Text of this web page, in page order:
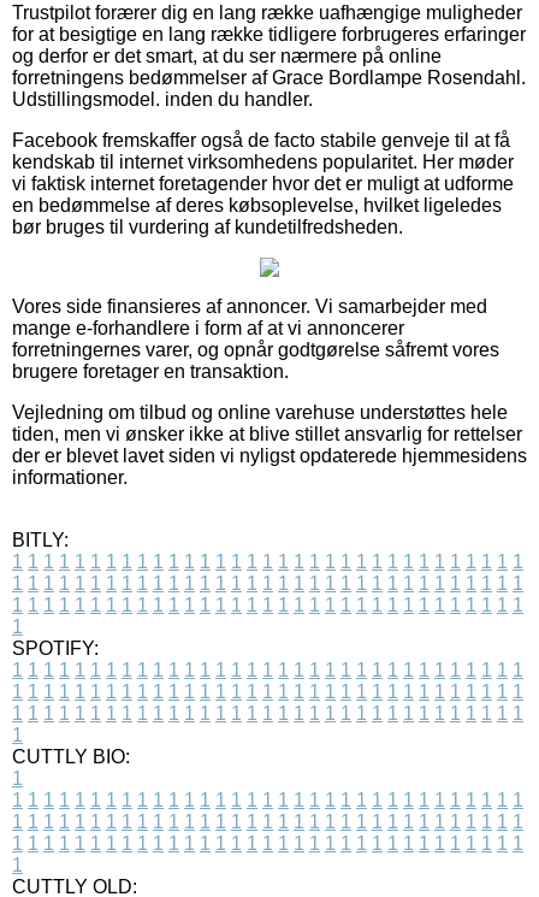
Trustpilot forærer dig en lang række uafhængige muligheder
for at besigtige en lang række tidligere forbrugeres erfaringer
og derfor er det smart, at du ser nærmere på online
forretningens bedømmelser af Grace Bordlampe Rosendahl.
Udstillingsmodel. inden du handler.
Facebook fremskaffer også de facto stabile genveje til at få
kendskab til internet virksomhedens popularitet. Her møder
vi faktisk internet foretagender hvor det er muligt at udforme
en bedømmelse af deres købsoplevelse, hvilket ligeledes
bør bruges til vurdering af kundetilfredsheden.
Vores side finansieres af annoncer. Vi samarbejder med
mange e-forhandlere i form af at vi annoncerer
forretningernes varer, og opnår godtgørelse såfremt vores
brugere foretager en transaktion.
Vejledning om tilbud og online varehuse understøttes hele
tiden, men vi ønsker ikke at blive stillet ansvarlig for rettelser
der er blevet lavet siden vi nyligst opdaterede hjemmesidens
informationer.
BITLY:
1 1 1 1 1 1 1 1 1 1 1 1 1 1 1 1 1 1 1 1 1 1 1 1 1 1 1 1 1 1 1 1 1
1 1 1 1 1 1 1 1 1 1 1 1 1 1 1 1 1 1 1 1 1 1 1 1 1 1 1 1 1 1 1 1 1
1 1 1 1 1 1 1 1 1 1 1 1 1 1 1 1 1 1 1 1 1 1 1 1 1 1 1 1 1 1 1 1 1
1
SPOTIFY:
1 1 1 1 1 1 1 1 1 1 1 1 1 1 1 1 1 1 1 1 1 1 1 1 1 1 1 1 1 1 1 1 1
1 1 1 1 1 1 1 1 1 1 1 1 1 1 1 1 1 1 1 1 1 1 1 1 1 1 1 1 1 1 1 1 1
1 1 1 1 1 1 1 1 1 1 1 1 1 1 1 1 1 1 1 1 1 1 1 1 1 1 1 1 1 1 1 1 1
1
CUTTLY BIO:
1
1 1 1 1 1 1 1 1 1 1 1 1 1 1 1 1 1 1 1 1 1 1 1 1 1 1 1 1 1 1 1 1 1
1 1 1 1 1 1 1 1 1 1 1 1 1 1 1 1 1 1 1 1 1 1 1 1 1 1 1 1 1 1 1 1 1
1 1 1 1 1 1 1 1 1 1 1 1 1 1 1 1 1 1 1 1 1 1 1 1 1 1 1 1 1 1 1 1 1
1
CUTTLY OLD: